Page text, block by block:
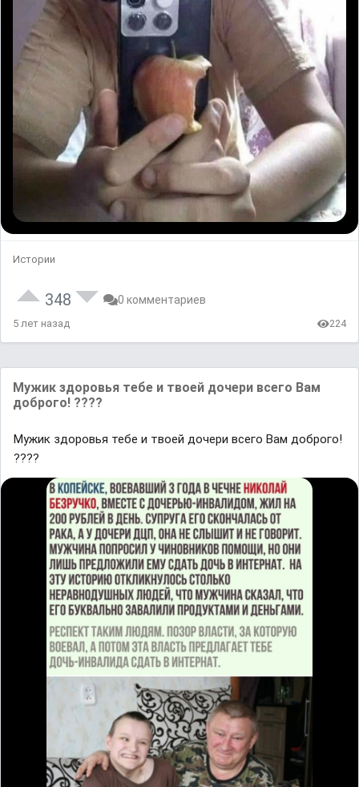
Истории
348 0 комментариев
5 лет назад 224
Мужик здоровья тебе и твоей дочери всего Вам
доброго! ????
Мужик здоровья тебе и твоей дочери всего Вам доброго!
????